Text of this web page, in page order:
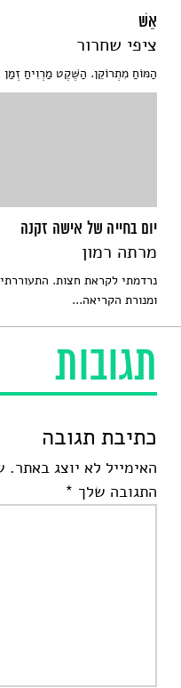
תגובות
כתיבת תגובה
האימייל לא יוצג באתר.
התגובה שלך *
אֵשׁ
ציפי שחרור
הַמּוֹחַ מִתְרוֹקֵן. הַשֶּׁקֶט מַרְוִיחַ
יום בחייה של אישה זקנה
מרתה רמון
נרדמתי לקראת חצות.
ומנורת הקריאה...